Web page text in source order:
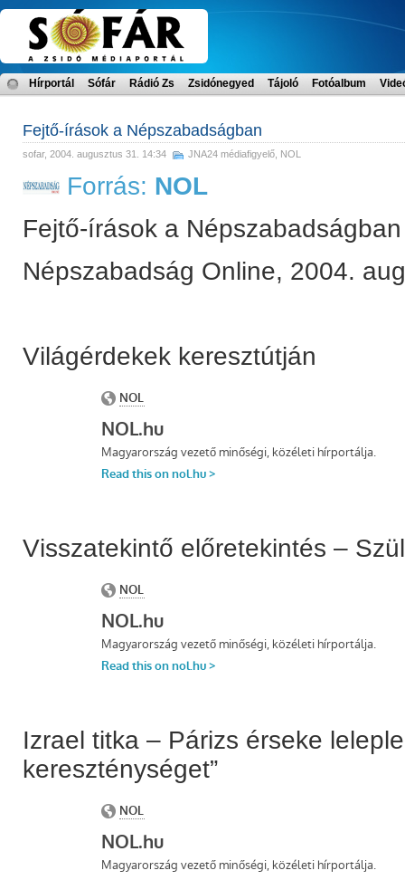
Hírportál Sófár Rádió Zs Zsidónegyed Tájoló Fotóalbum
Fejtő-írások a Népszabadságban
sofar, 2004. augusztus 31. 14:34 JNA24 médiafigyelő NOL
Forrás: NOL
Fejtő-írások a Népszabadságban
Népszabadság Online, 2004.
Világérdekek keresztútján
Visszatekintő előretekintés –
Izrael titka – Párizs érseke
kereszténységet”